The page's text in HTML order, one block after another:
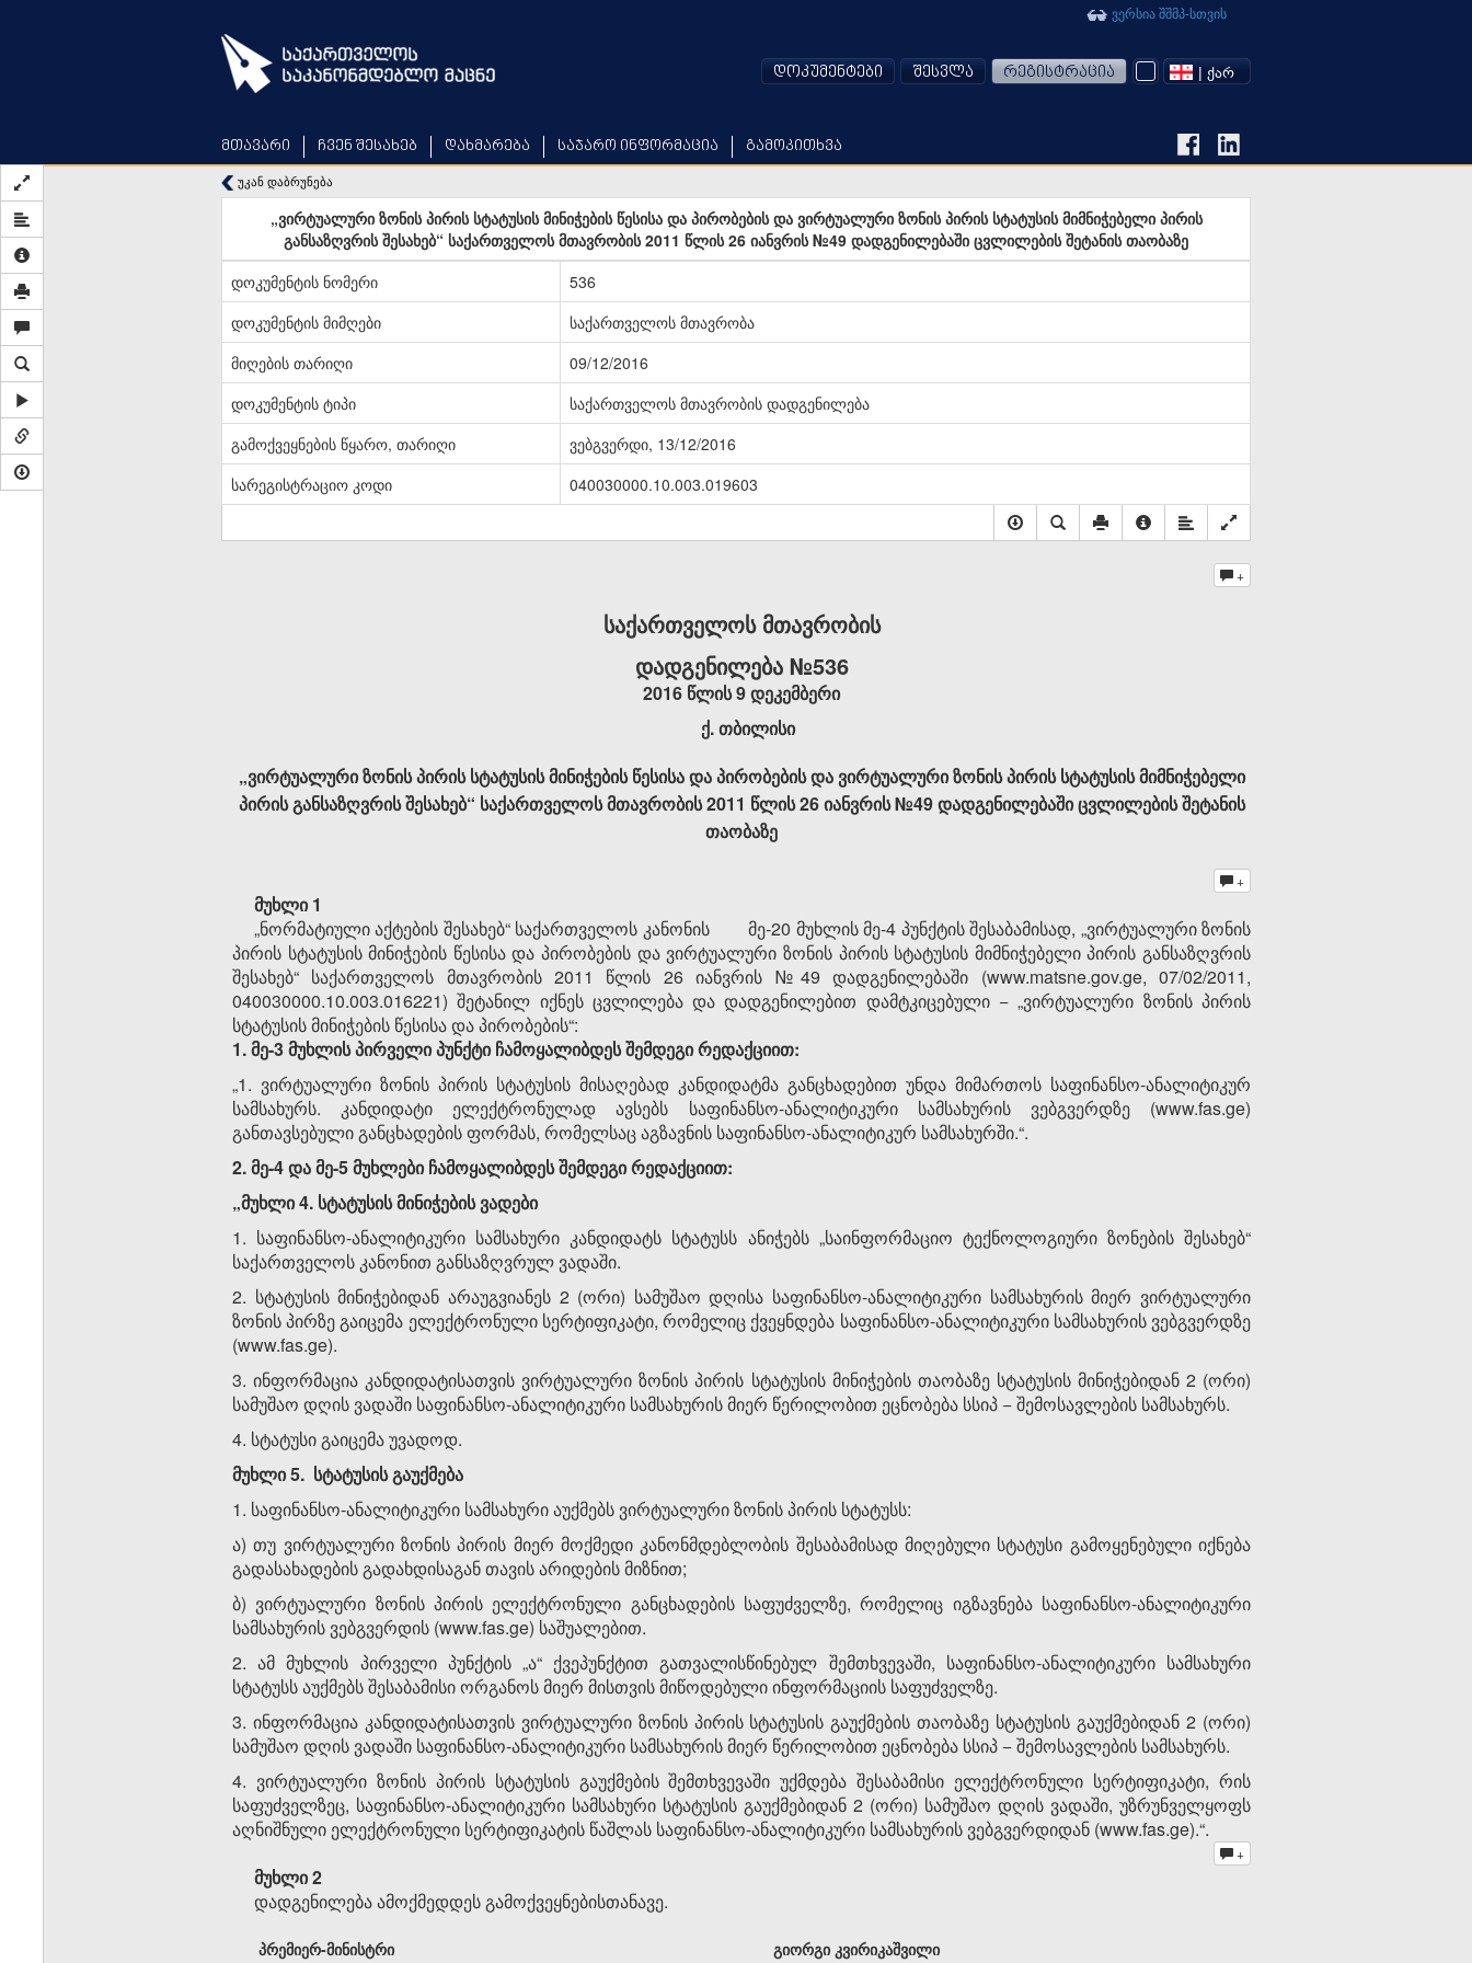
მთავარი ჩვენ შესახებ დახმარება საჯარო ინფორმაცია გამოკითხვა
ვერსია შშმპ-სთვის
დოკუმენტები შესვლა რეგისტრაცია | ᲥᲐᲠ
უკან დაბრუნება
„ვირტუალური ზონის პირის სტატუსის მინიჭების წესისა და პირობების და ვირტუალური ზონის პირის სტატუსის მიმნიჭებელი პირის
განსაზღვრის შესახებ“ საქართველოს მთავრობის 2011 წლის 26 იანვრის №49 დადგენილებაში ცვლილების შეტანის თაობაზე
დოკუმენტის ნომერი
536
დოკუმენტის მიმღები
საქართველოს მთავრობა
მიღების თარიღი
09/12/2016
დოკუმენტის ტიპი
საქართველოს მთავრობის დადგენილება
გამოქვეყნების წყარო, თარიღი
ვებგვერდი, 13/12/2016
სარეგისტრაციო კოდი
040030000.10.003.019603
+
საქართველოს მთავრობის
დადგენილება №536
2016 წლის 9 დეკემბერი
ქ. თბილისი
„ვირტუალური ზონის პირის სტატუსის მინიჭების წესისა და პირობების და ვირტუალური ზონის პირის სტატუსის მიმნიჭებელი
პირის განსაზღვრის შესახებ“ საქართველოს მთავრობის 2011 წლის 26 იანვრის №49 დადგენილებაში ცვლილების შეტანის
თაობაზე
+
მუხლი 1
„ნორმატიული აქტების შესახებ“ საქართველოს კანონის მე-20 მუხლის მე-4 პუნქტის შესაბამისად, „ვირტუალური ზონის
პირის სტატუსის მინიჭების წესისა და პირობების და ვირტუალური ზონის პირის სტატუსის მიმნიჭებელი პირის განსაზღვრის
შესახებ“ საქართველოს მთავრობის 2011 წლის 26 იანვრის №49 დადგენილებაში (www.matsne.gov.ge, 07/02/2011,
040030000.10.003.016221) შეტანილ იქნეს ცვლილება და დადგენილებით დამტკიცებული − „ვირტუალური ზონის პირის
სტატუსის მინიჭების წესისა და პირობების“:
1. მე-3 მუხლის პირველი პუნქტი ჩამოყალიბდეს შემდეგი რედაქციით:
„1. ვირტუალური ზონის პირის სტატუსის მისაღებად კანდიდატმა განცხადებით უნდა მიმართოს საფინანსო-ანალიტიკურ
სამსახურს. კანდიდატი ელექტრონულად ავსებს საფინანსო-ანალიტიკური სამსახურის ვებგვერდზე (www.fas.ge)
განთავსებული განცხადების ფორმას, რომელსაც აგზავნის საფინანსო-ანალიტიკურ სამსახურში.“.
2. მე-4 და მე-5 მუხლები ჩამოყალიბდეს შემდეგი რედაქციით:
„მუხლი 4. სტატუსის მინიჭების ვადები
1. საფინანსო-ანალიტიკური სამსახური კანდიდატს სტატუსს ანიჭებს „საინფორმაციო ტექნოლოგიური ზონების შესახებ“
საქართველოს კანონით განსაზღვრულ ვადაში.
2. სტატუსის მინიჭებიდან არაუგვიანეს 2 (ორი) სამუშაო დღისა საფინანსო-ანალიტიკური სამსახურის მიერ ვირტუალური
ზონის პირზე გაიცემა ელექტრონული სერტიფიკატი, რომელიც ქვეყნდება საფინანსო-ანალიტიკური სამსახურის ვებგვერდზე
(www.fas.ge).
3. ინფორმაცია კანდიდატისათვის ვირტუალური ზონის პირის სტატუსის მინიჭების თაობაზე სტატუსის მინიჭებიდან 2 (ორი)
სამუშაო დღის ვადაში საფინანსო-ანალიტიკური სამსახურის მიერ წერილობით ეცნობება სსიპ − შემოსავლების სამსახურს.
4. სტატუსი გაიცემა უვადოდ.
მუხლი 5. სტატუსის გაუქმება
1. საფინანსო-ანალიტიკური სამსახური აუქმებს ვირტუალური ზონის პირის სტატუსს:
ა) თუ ვირტუალური ზონის პირის მიერ მოქმედი კანონმდებლობის შესაბამისად მიღებული სტატუსი გამოყენებული იქნება
გადასახადების გადახდისაგან თავის არიდების მიზნით;
ბ) ვირტუალური ზონის პირის ელექტრონული განცხადების საფუძველზე, რომელიც იგზავნება საფინანსო-ანალიტიკური
სამსახურის ვებგვერდის (www.fas.ge) საშუალებით.
2. ამ მუხლის პირველი პუნქტის „ა“ ქვეპუნქტით გათვალისწინებულ შემთხვევაში, საფინანსო-ანალიტიკური სამსახური
სტატუსს აუქმებს შესაბამისი ორგანოს მიერ მისთვის მიწოდებული ინფორმაციის საფუძველზე.
3. ინფორმაცია კანდიდატისათვის ვირტუალური ზონის პირის სტატუსის გაუქმების თაობაზე სტატუსის გაუქმებიდან 2 (ორი)
სამუშაო დღის ვადაში საფინანსო-ანალიტიკური სამსახურის მიერ წერილობით ეცნობება სსიპ − შემოსავლების სამსახურს.
4. ვირტუალური ზონის პირის სტატუსის გაუქმების შემთხვევაში უქმდება შესაბამისი ელექტრონული სერტიფიკატი, რის
საფუძველზეც, საფინანსო-ანალიტიკური სამსახური სტატუსის გაუქმებიდან 2 (ორი) სამუშაო დღის ვადაში, უზრუნველყოფს
აღნიშნული ელექტრონული სერტიფიკატის წაშლას საფინანსო-ანალიტიკური სამსახურის ვებგვერდიდან (www.fas.ge).“.
+
მუხლი 2
დადგენილება ამოქმედდეს გამოქვეყნებისთანავე.
პრემიერ-მინისტრი გიორგი კვირიკაშვილი